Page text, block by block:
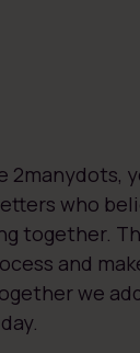
2manydots,
who
together.
and
we